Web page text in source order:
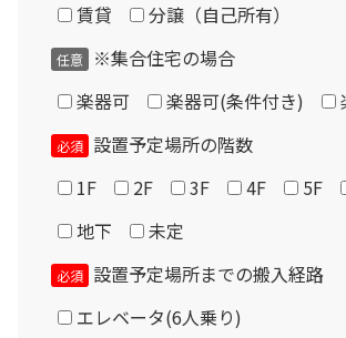
6 + 5 =
掲載商品は中古品のため多少の汚れ・傷
あります。梱包した状態で倉庫保管して
立状態での展示は行っておりません。
保守部品についてはメーカー生産完了と
設置場所に応じてドア・換気扇・FIX窓
位置変更が可能ですが、モデルによって
ドアの開き方向（内外／左右）の変更は
賃貸
分譲（自己所有）
任意
※集合住宅の場合
楽器可
楽器可(条件付き)
必須 設置予定場所の階数
1F
2F 3F 4F 5F
地下
未定
必須 設置予定場所までの搬入経路
エレベータ(6人乗り)